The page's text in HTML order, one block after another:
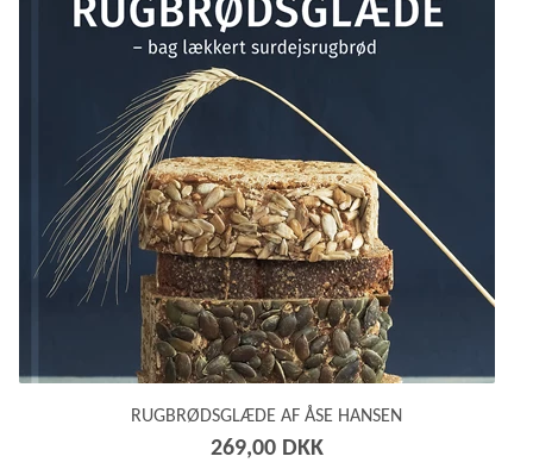
RUGBRØDSGLÆDE AF ÅSE HANSEN
269,00 DKK